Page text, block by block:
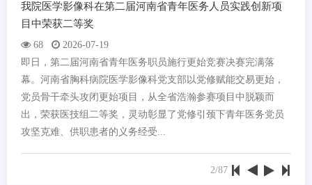
68 2026-07-19
我院医学影像科在第二届河南省青年医务人员实践创新项
目中荣获二等奖
即日，第二届河南省青年医务职员施行更始竞赛决赛完满落
幕。河南省胸科病院医学影像科党支部以党修赋能交易更始，
党员骨干牵头攻闭更始项目，从全省浩瀚参赛项目中脱颖而
出，荣获医技组二等奖，灵动彰显了党修引颈下青年医务党员
攻坚克难、供职患者的义务经受...
2/87